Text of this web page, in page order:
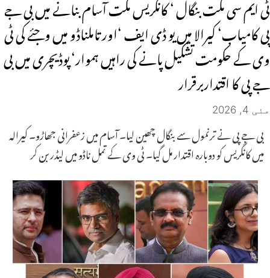
ٹی ایم سی مکت بنگال ‘ کانگریس مکت آسام بنانے میں بی جے
پی کامیاب‘ کیرالا میں یو ڈی ایف ‘اور تاملناڈو میں وجئے کی ٹی
وی کے حکومت تشکیل پانے کی راہیں ہموار‘ پوڈیچری میں بی
جے پی کا اقتداربرقرار
مئی 4, 2026
بی جے پی نے ترنمول سے بنگال چھین لیا۔ آسام میں زعفرانی جھاڑو۔ کیرالہ
میں کانگریس کو دوبارہ اقتدار مل گیا۔ ٹی وی کے تمل ناڈو میں لیڈر بن کر